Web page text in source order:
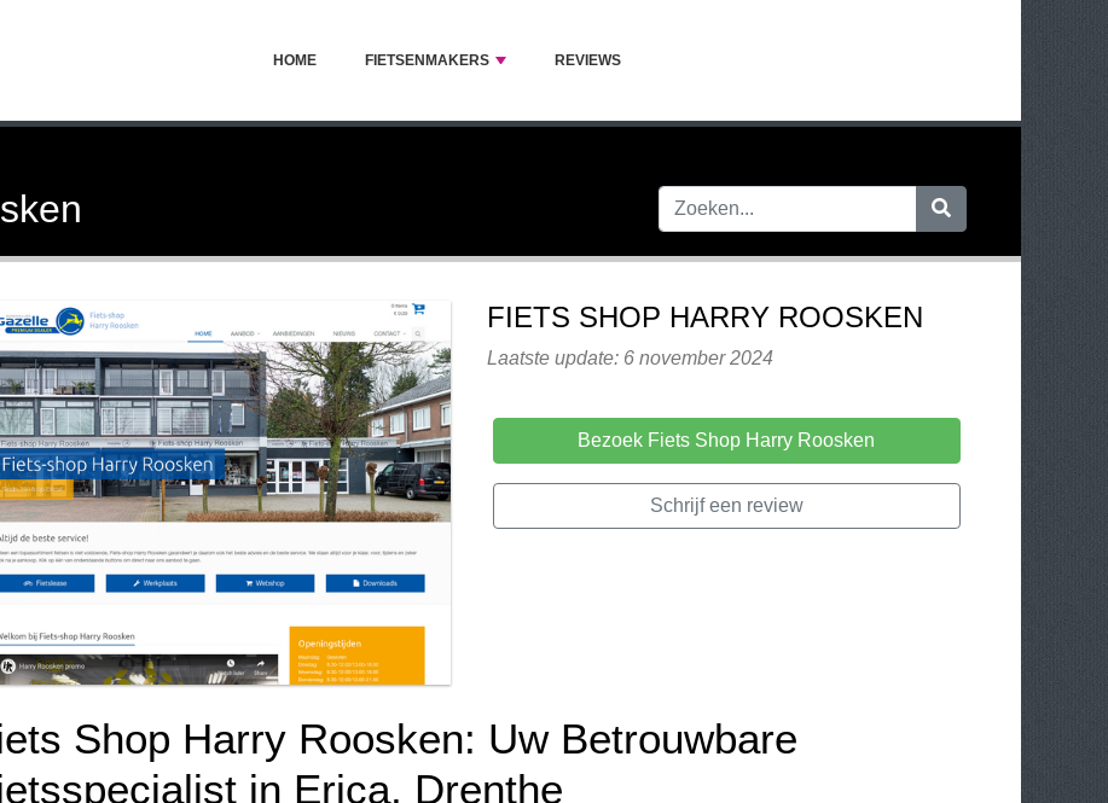
HOME FIETSENMAKERS REVIEWS
FIETS SHOP HARRY ROOSKEN
Laatste update: 6 november 2024
Bezoek Fiets Shop Harry Roosken
Schrijf een review
Shop Harry Roosken: Uw Betrouwbare
in Erica, Drenthe